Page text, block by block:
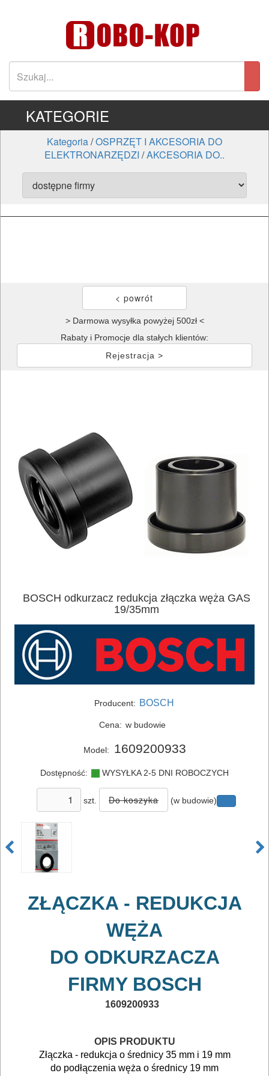
ELEKTRONARZĘDZIA
SIECIOWE
ELEKTRONARZĘDZIA
AKUMULATOROWE
AKCESORIA
ELEKTRONARZĘDZI
Zestawy
osprzętowe
DO
DO
DREWNA
frezarek
KATEGORIE
Kategoria/OSPRZĘT I AKCESORIA DO
ELEKTRONARZĘDZI /AKCESORIA DO..
> Darmowa wysyłka powyżej 500zł <
Rabaty i Promocje dla stałych klientów:
Rejestracja >
BOSCH odkurzacz redukcja złączka węża GAS
19/35mm
Producent: BOSCH
Cena: w budowie
Model: 1609200933
Dostępność: WYSYŁKA 2-5 DNI ROBOCZYCH
szt. (w budowie)
ZŁĄCZKA - REDUKCJA
WĘŻA
DO ODKURZACZA
FIRMY BOSCH
1609200933
OPIS PRODUKTU
Złączka - redukcja o średnicy 35 mm i 19 mm
do podłączenia węża o średnicy 19 mm